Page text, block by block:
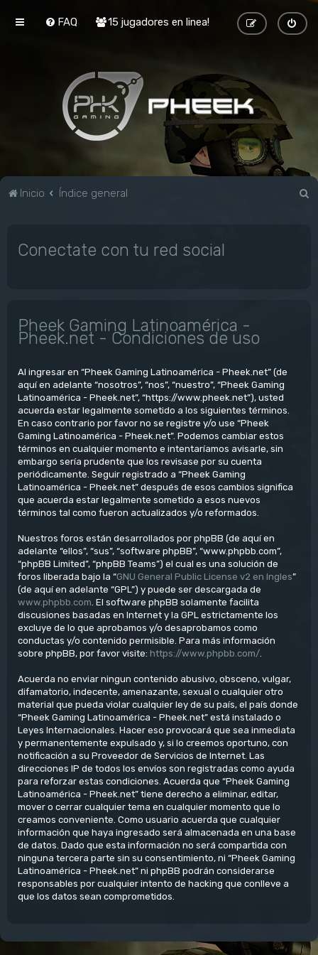
FAQ 15 jugadores en linea!
Inicio Índice general
Conectate con tu red social
Pheek Gaming Latinoamérica -
Pheek.net - Condiciones de uso
Al ingresar en “Pheek Gaming Latinoamérica - Pheek.net” (de
aquí en adelante “nosotros”, “nos”, “nuestro”, “Pheek Gaming
Latinoamérica - Pheek.net”, “https://www.pheek.net”), usted
acuerda estar legalmente sometido a los siguientes términos.
En caso contrario por favor no se registre y/o use “Pheek
Gaming Latinoamérica - Pheek.net”. Podemos cambiar estos
términos en cualquier momento e intentaríamos avisarle, sin
embargo sería prudente que los revisase por su cuenta
periódicamente. Seguir registrado a “Pheek Gaming
Latinoamérica - Pheek.net” después de esos cambios significa
que acuerda estar legalmente sometido a esos nuevos
términos tal como fueron actualizados y/o reformados.
Nuestros foros están desarrollados por phpBB (de aquí en
adelante “ellos”, “sus”, “software phpBB”, “www.phpbb.com”,
“phpBB Limited”, “phpBB Teams”) el cual es una solución de
foros liberada bajo la “GNU General Public License v2 en Ingles”
(de aquí en adelante “GPL”) y puede ser descargada de
www.phpbb.com . El software phpBB solamente facilita
discusiones basadas en Internet y la GPL estrictamente los
excluye de lo que aprobamos y/o desaprobamos como
conductas y/o contenido permisible. Para más información
sobre phpBB, por favor visite: https://www.phpbb.com/
Acuerda no enviar ningun contenido abusivo, obsceno, vulgar,
difamatorio, indecente, amenazante, sexual o cualquier otro
material que pueda violar cualquier ley de su país, el país donde
“Pheek Gaming Latinoamérica - Pheek.net” está instalado o
Leyes Internacionales. Hacer eso provocará que sea inmediata
y permanentemente expulsado y, si lo creemos oportuno, con
notificación a su Proveedor de Servicios de Internet. Las
direcciones IP de todos los envíos son registradas como ayuda
para reforzar estas condiciones. Acuerda que “Pheek Gaming
Latinoamérica - Pheek.net” tiene derecho a eliminar, editar,
mover o cerrar cualquier tema en cualquier momento que lo
creamos conveniente. Como usuario acuerda que cualquier
información que haya ingresado será almacenada en una base
de datos. Dado que esta información no será compartida con
ninguna tercera parte sin su consentimiento, ni “Pheek Gaming
Latinoamérica - Pheek.net” ni phpBB podrán considerarse
responsables por cualquier intento de hacking que conlleve a
que los datos sean comprometidos.